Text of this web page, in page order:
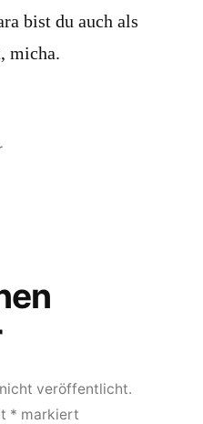
bist du auch als
micha.
veröffentlicht.
* markiert